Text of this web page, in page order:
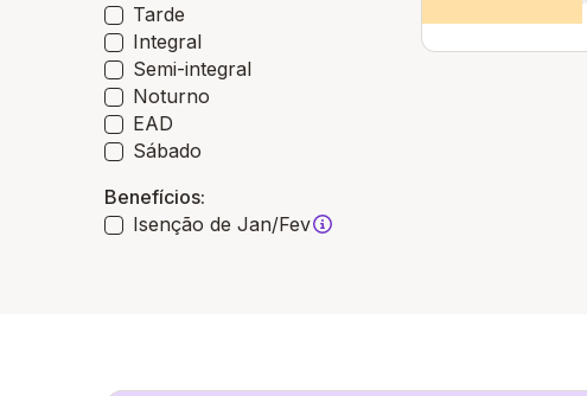
Tarde
Integral
Semi-integral
Noturno
EAD
Sábado
Benefícios:
Isenção de Jan/Fev